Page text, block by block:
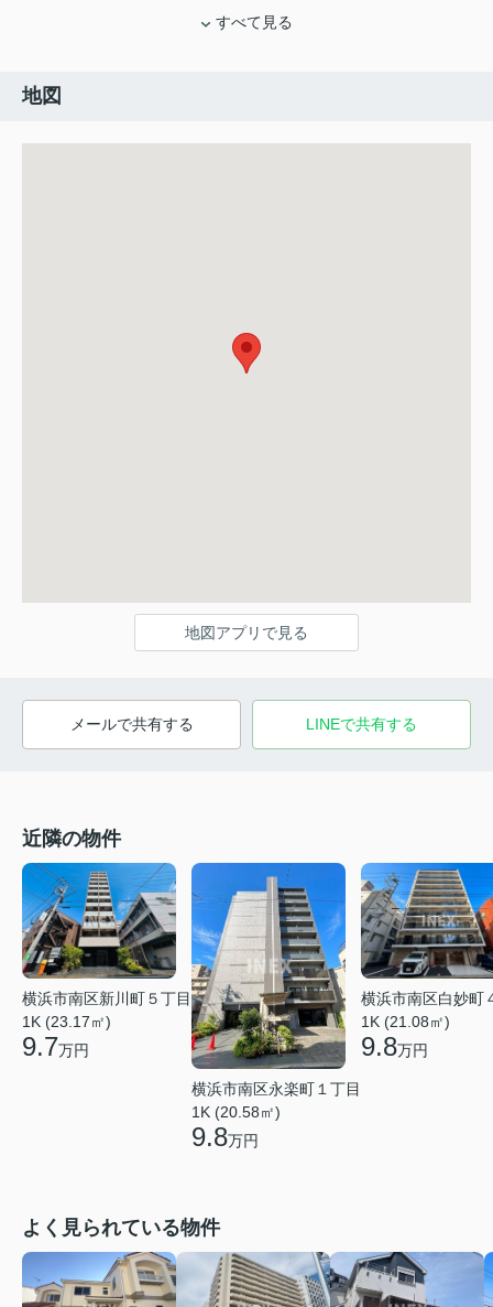
すべて見る
地図
地図アプリで見る
メールで共有する LINEで共有する
近隣の物件
横浜市南区新川町５丁目
1K (23.17㎡)
9.7万円
横浜市南区永楽町１丁目
1K (20.58㎡)
9.8万円
横浜市南区白妙町
1K (21.08㎡)
9.8万円
よく見られている物件